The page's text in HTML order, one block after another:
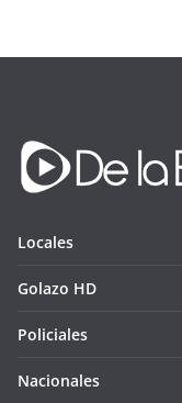
Locales
Golazo HD
Policiales
Nacionales